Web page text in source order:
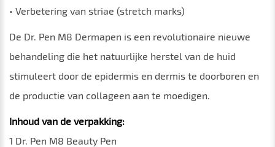
• Verbetering van striae (stretch marks)
De Dr. Pen M8 Dermapen is een revolutionaire nieuwe
behandeling die het natuurlijke herstel van de huid
stimuleert door de epidermis en dermis te doorboren en
de productie van collageen aan te moedigen.
Inhoud van de verpakking:
1 Dr. Pen M8 Beauty Pen